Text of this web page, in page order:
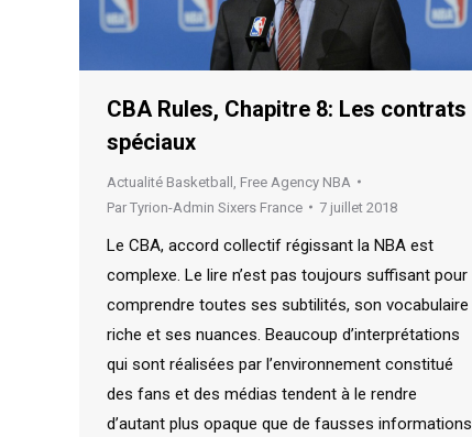
CBA Rules, Chapitre 8: Les contrats
spéciaux
Actualité Basketball Free Agency NBA
Par Tyrion-Admin Sixers France 7 juillet 2018
Le CBA, accord collectif régissant la NBA est
complexe. Le lire n’est pas toujours suffisant pour
comprendre toutes ses subtilités, son vocabulaire
riche et ses nuances. Beaucoup d’interprétations
qui sont réalisées par l’environnement constitué
des fans et des médias tendent à le rendre
d’autant plus opaque que de fausses informations